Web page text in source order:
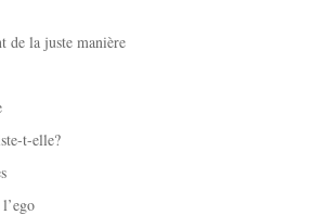
de la juste manière
t-elle?